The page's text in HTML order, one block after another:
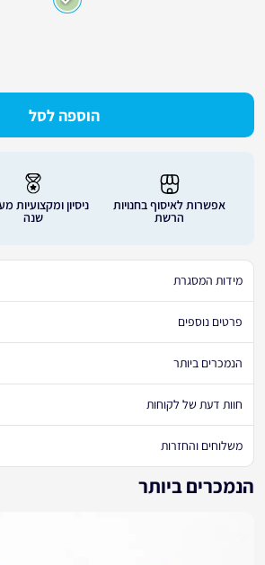
הוספה לסל
שנה
אפשרות לאיסוף בחנויות
הרשת
מידות המסגרת
פרטים נוספים
הנמכרים ביותר
חוות דעת של לקוחות
משלוחים והחזרות
הנמכרים ביותר